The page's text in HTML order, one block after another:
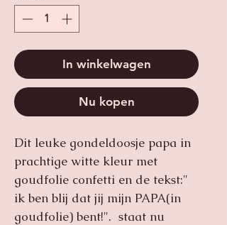
In winkelwagen
Nu kopen
Dit leuke gondeldoosje papa in
prachtige witte kleur met
goudfolie confetti en de tekst:"
ik ben blij dat jij mijn PAPA(in
goudfolie) bent!". staat nu